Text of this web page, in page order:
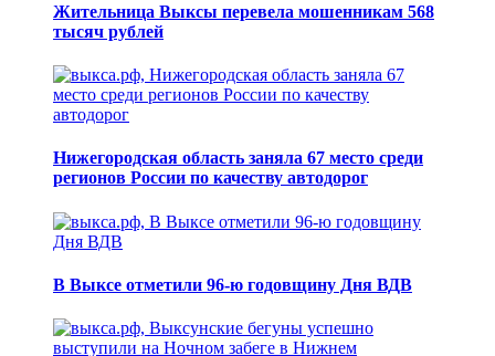
Жительница Выксы перевела мошенникам 568
тысяч рублей
Нижегородская область заняла 67 место среди
регионов России по качеству автодорог
В Выксе отметили 96-ю годовщину Дня ВДВ